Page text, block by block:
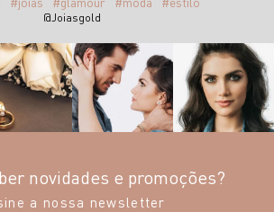
@Joiasgold
novidades e promoções?
a nossa newsletter